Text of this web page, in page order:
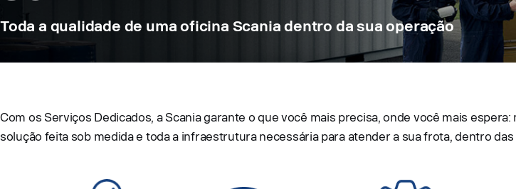
Toda a qualidade de uma oficina Scania dentro da sua operação
Com os Serviços Dedicados, a Scania garante o que você mais precisa, onde você mais
solução feita sob medida e toda a infraestrutura necessária para atender a sua frota, dentro das